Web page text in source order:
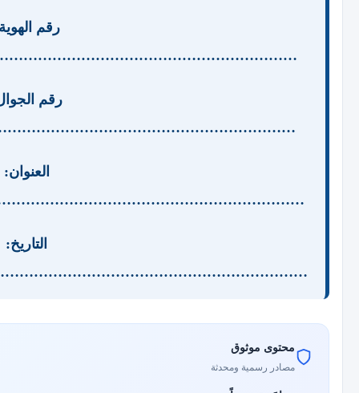
رقم
رقم
العنوان:
التاريخ:
محتوى موثوق
مصادر رسمية ومحدثة